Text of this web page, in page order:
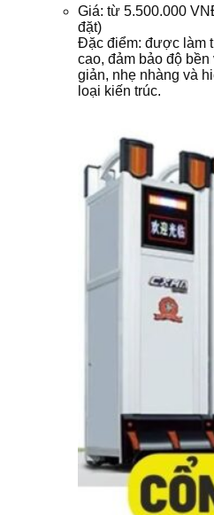
Giá: từ 5.500.000
đặt)
Đặc điểm: được làm
cao, đảm bảo độ
giản, nhẹ nhàng và
loại kiến trúc.